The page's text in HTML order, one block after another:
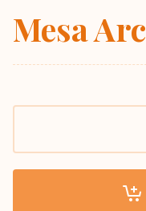
Mesa Arc
Mesa